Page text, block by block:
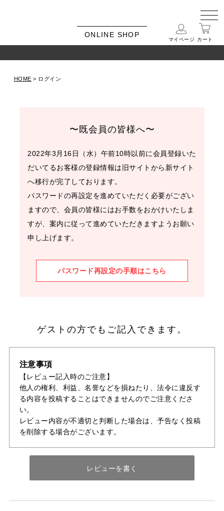
ONLINE SHOP
マイページ カート
HOME ログイン
〜既会員の皆様へ〜
2022年3月16日（水）午前10時以前に会員登録いた
だいてるお客様の登録情報は旧サイトから新サイト
へ移行が完了しております。
パスワードの再設定を進めていただく必要がござい
ますので、会員の皆様にはお手数をおかけいたしま
すが、案内に従って進めていただきますようお願い
申し上げます。
パスワード再設定の手順はこちら
ゲストの方でもご記入できます。
注意事項
【レビュー記入時のご注意】
他人の権利、利益、名誉などを損ねたり、法令に違反す
る内容を投稿することはできませんのでご注意くださ
い。
レビュー内容が不適切と判断した場合は、予告なく投稿
を削除する場合がございます。
レビューを書く